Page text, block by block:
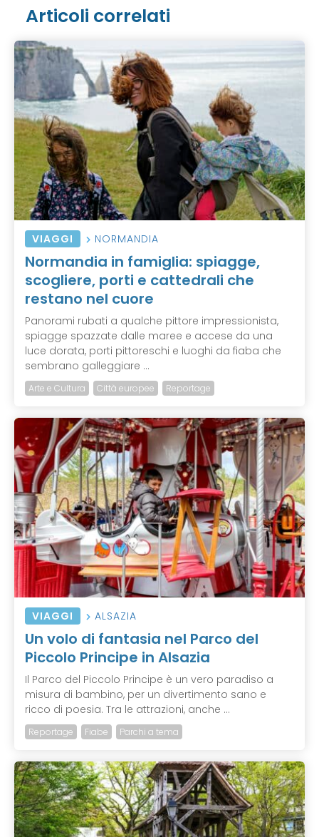
Articoli correlati
VIAGGI NORMANDIA
Normandia in famiglia: spiagge,
scogliere, porti e cattedrali che
restano nel cuore
Panorami rubati a qualche pittore impressionista,
spiagge spazzate dalle maree e accese da una
luce dorata, porti pittoreschi e luoghi da fiaba che
sembrano galleggiare ...
Arte e Cultura Città europee Reportage
VIAGGI ALSAZIA
Un volo di fantasia nel Parco del
Piccolo Principe in Alsazia
Il Parco del Piccolo Principe è un vero paradiso a
misura di bambino, per un divertimento sano e
ricco di poesia. Tra le attrazioni, anche ...
Reportage Fiabe Parchi a tema